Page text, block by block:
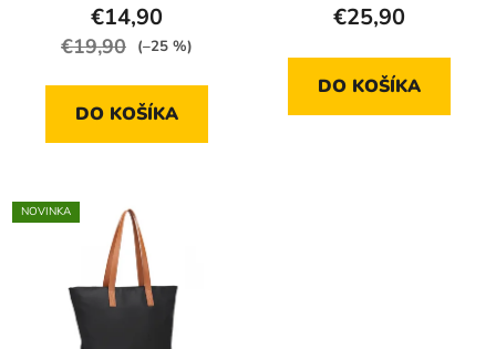
€14,90
€19,90 (–25 %)
DO KOŠÍKA
€25,90
DO KOŠÍKA
NOVINKA